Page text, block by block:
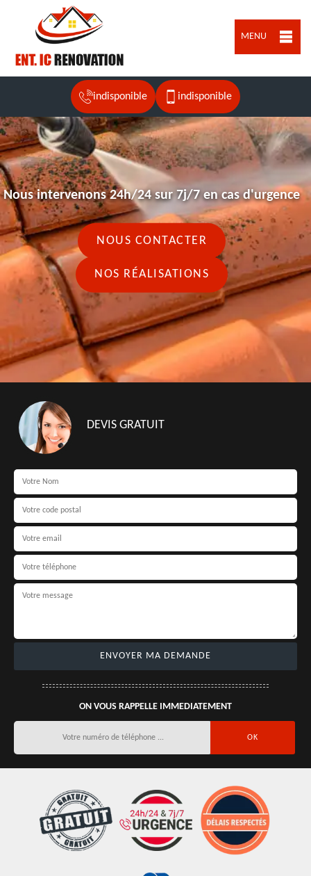
MENU
indisponible indisponible
Nous intervenons 24h/24 sur 7j/7 en cas d'urgence
NOUS CONTACTER
NOS RÉALISATIONS
DEVIS GRATUIT
ON VOUS RAPPELLE IMMEDIATEMENT